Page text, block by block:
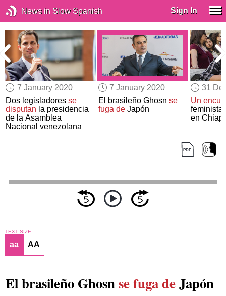
News in Slow Spanish Sign In
7 January 2020
Dos legisladoresse
disputan la presidencia
de la Asamblea
Nacional venezolana
7 January 2020
El brasileño Ghosn se
fuga deJapón
31
Un
en
TEXT SIZE
aa AA
El brasileño Ghosnse fuga deJapón